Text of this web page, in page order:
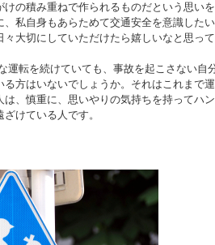
けの積み重ねで作られるものだという思い
、私自身もあらためて交通安全を意識した
々大切にしていただけたら嬉しいなと思っ
運転を続けていても、事故を起こさない自
る方はいないでしょうか。それはこれまで
は、慎重に、思いやりの気持ちを持ってハ
けている人です。